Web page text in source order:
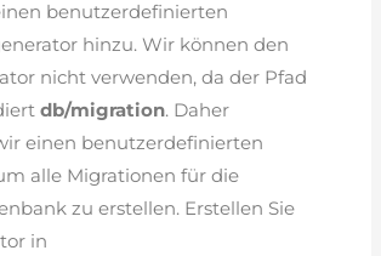
benutzerdefinierten
hinzu. Wir können den
nicht verwenden, da der Pfad
db/migration. Daher
einen benutzerdefinierten
alle Migrationen für die
zu erstellen. Erstellen Sie
in